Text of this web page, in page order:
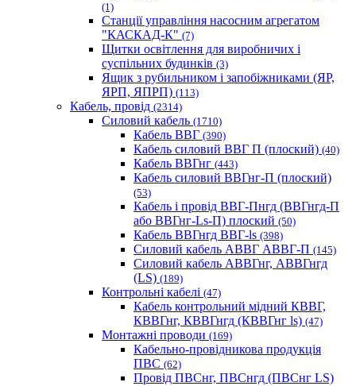
(1)
Станції управління насосним агрегатом
"КАСКАД-К" (7)
Щитки освітлення для виробничих і
суспільних будинків (3)
Ящик з рубильником і запобіжниками (ЯР,
ЯРП, ЯПРП) (113)
Кабель, провід (2314)
Силовий кабель (1710)
Кабель ВВГ (390)
Кабель силовий ВВГ П (плоский) (40)
Кабель ВВГнг (443)
Кабель силовий ВВГнг-П (плоский)
(53)
Кабель і провід ВВГ-Пнгд (ВВГнгд-П
або ВВГнг-Ls-П) плоский (50)
Кабель ВВГнгд ВВГ-ls (398)
Силовий кабель АВВГ АВВГ-П (145)
Силовий кабель АВВГнг, АВВГнгд
(LS) (189)
Контрольні кабелі (47)
Кабель контрольний мідний КВВГ,
КВВГнг, КВВГнгд (КВВГнг ls) (47)
Монтажні проводи (169)
Кабельно-провідникова продукція
ПВС (62)
Провід ПВСнг, ПВСнгд (ПВСнг LS)